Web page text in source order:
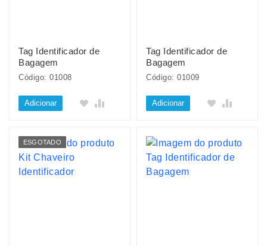
Tag Identificador de
Bagagem
Código: 01008
Adicionar
Tag Identificador de
Bagagem
Código: 01009
Adicionar
ESGOTADO